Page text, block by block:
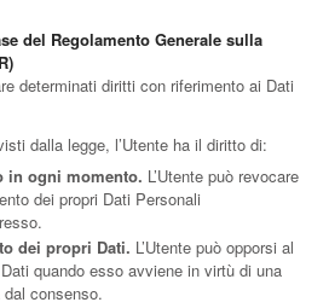
del Regolamento Generale sulla
determinati diritti con riferimento ai Dati
dalla legge, l’Utente ha il diritto di:
in ogni momento. L’Utente può revocare
dei propri Dati Personali
dei propri Dati. L’Utente può opporsi al
quando esso avviene in virtù di una
consenso.